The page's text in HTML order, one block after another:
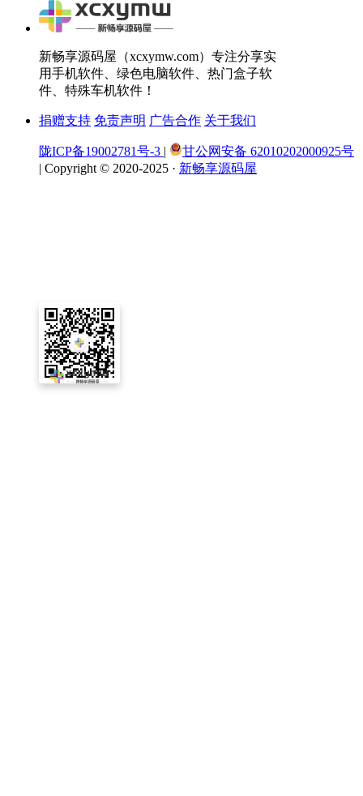
新畅享源码屋（xcxymw.com）专注分享实
用手机软件、绿色电脑软件、热门盒子软
件、特殊车机软件！
捐赠支持 免责声明 广告合作 关于我们
陇ICP备19002781号-3 |
甘公网安备 62010202000925号
| Copyright © 2020-2025 · 新畅享源码屋